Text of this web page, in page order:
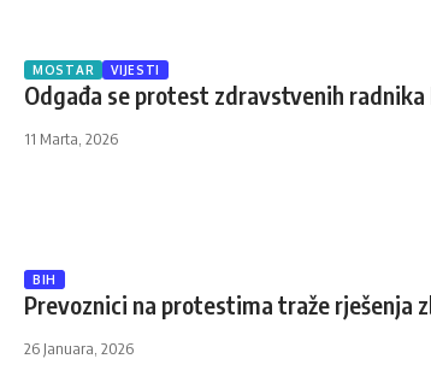
MOSTAR VIJESTI
Odgađa se protest zdravstvenih radnika
11 Marta, 2026
BIH
Prevoznici na protestima traže rješenja
26 Januara, 2026